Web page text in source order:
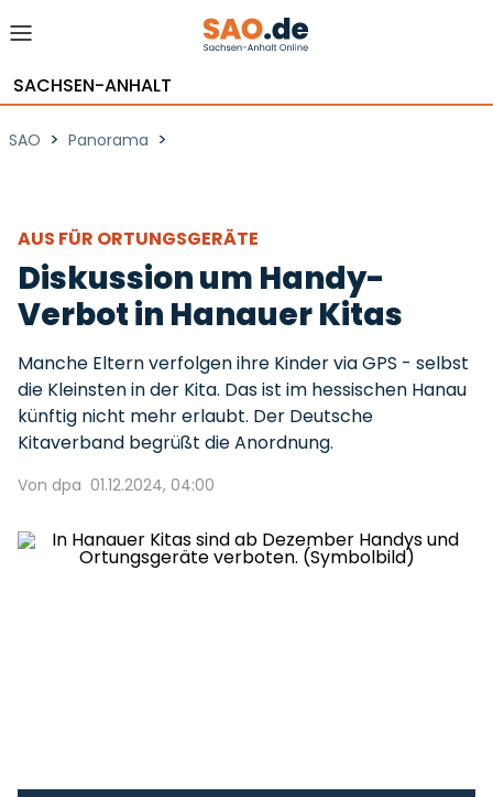
SACHSEN-ANHALT
SAO > Panorama >
AUS FÜR ORTUNGSGERÄTE
Diskussion um Handy-
Verbot in Hanauer Kitas
Manche Eltern verfolgen ihre Kinder via GPS - selbst
die Kleinsten in der Kita. Das ist im hessischen Hanau
künftig nicht mehr erlaubt. Der Deutsche
Kitaverband begrüßt die Anordnung.
Von dpa 01.12.2024, 04:00